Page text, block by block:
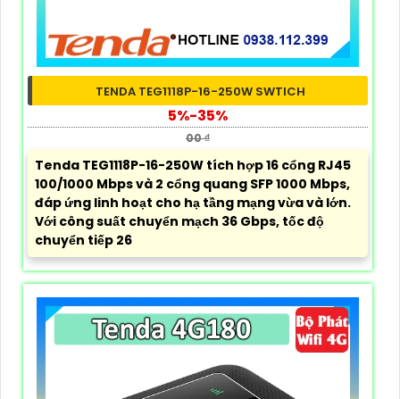
TENDA TEG1118P-16-250W SWTICH
5%-35%
00 ₫
Tenda TEG1118P-16-250W tích hợp 16 cổng RJ45
100/1000 Mbps và 2 cổng quang SFP 1000 Mbps,
đáp ứng linh hoạt cho hạ tầng mạng vừa và lớn.
Với công suất chuyển mạch 36 Gbps, tốc độ
chuyển tiếp 26